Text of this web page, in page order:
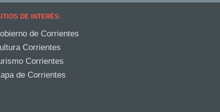
DE INTERÉS:
de Corrientes
Corrientes
Corrientes
de Corrientes